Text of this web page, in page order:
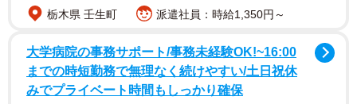
栃木県 壬生町
派遣社員：時給1,350円～
大学病院の事務サポート/事務未経験OK!~16:00
までの時短勤務で無理なく続けやすい/土日祝休
みでプライベート時間もしっかり確保